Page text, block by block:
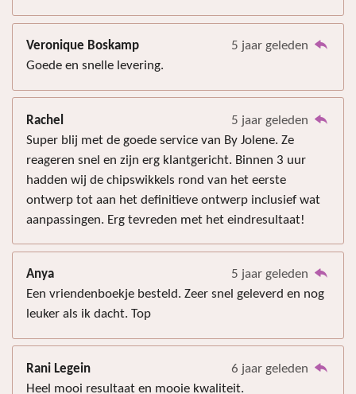
Veronique Boskamp
5 jaar geleden
Goede en snelle levering.
Rachel
5 jaar geleden
Super blij met de goede service van By Jolene. Ze
reageren snel en zijn erg klantgericht. Binnen 3 uur
hadden wij de chipswikkels rond van het eerste
ontwerp tot aan het definitieve ontwerp inclusief wat
aanpassingen. Erg tevreden met het eindresultaat!
Anya
5 jaar geleden
Een vriendenboekje besteld. Zeer snel geleverd en nog
leuker als ik dacht. Top
Rani Legein
6 jaar geleden
Heel mooi resultaat en mooie kwaliteit.